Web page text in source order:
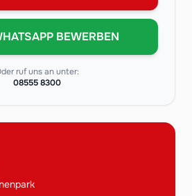
BEWERBEN
ruf uns an unter:
08555 8300